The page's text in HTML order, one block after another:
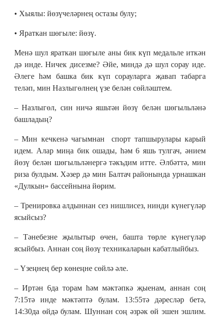
• Хыялы: йөзүчеләрнең остазы булу;
• Яраткан шөгыле: йөзү.
Менә шул яраткан шөгыле аны бик күп медальле иткән
дә инде. Ничек дисезме? Әйе, миндә дә шул сорау иде.
Әлеге һәм башка бик күп сорауларга җавап табарга
теләп, мин Назлыгөлнең үзе белән сөйләштем.
– Назлыгөл, син ничә яшьтән йөзү белән шөгыльләнә
башладың?
– Мин кечкенә чагымнан спорт тапшырулары карый
идем. Алар миңа бик ошады, һәм 6 яшь тулгач, әнием
йөзү белән шөгыльләнергә тәкъдим итте. Әлбәттә, мин
риза булдым. Хәзер дә мин Балтач районында урнашкан
«Дулкын» бассейнына йөрим.
– Тренировка алдыннан сез нишлисез, нинди күнегүләр
ясыйсыз?
– Тәнебезне җылытыр өчен, башта төрле күнегүләр
ясыйбыз. Аннан соң йөзү техникаларын кабатлыйбыз.
– Үзеңнең бер көнеңне сөйлә әле.
– Иртән 6да торам һәм мәктәпкә җыенам, аннан соң
7:15тә инде мәктәптә булам. 13:55тә дәресләр бетә,
14:30да өйдә булам. Шуннан соң әзрәк өй эшен эшлим.